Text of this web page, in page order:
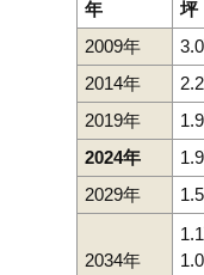
年
坪
2009年
2014年
2019年
2024年
2029年
2034年